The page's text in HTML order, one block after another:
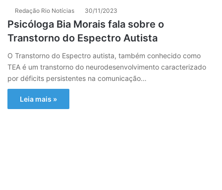
Redação Rio Notícias 30/11/2023
Psicóloga Bia Morais fala sobre o
Transtorno do Espectro Autista
O Transtorno do Espectro autista, também conhecido como
TEA é um transtorno do neurodesenvolvimento caracterizado
por déficits persistentes na comunicação…
Leia mais »